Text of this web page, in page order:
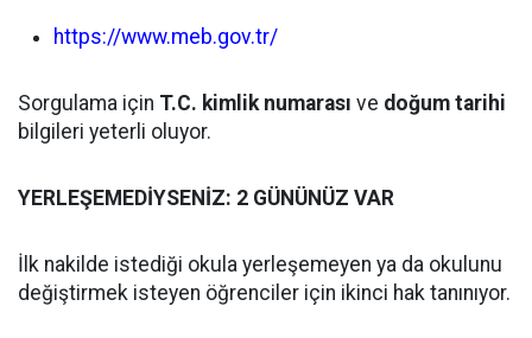
https://www.meb.gov.tr/
Sorgulama için T.C. kimlik numarası ve doğum tarihi
bilgileri yeterli oluyor.
YERLEŞEMEDİYSENİZ: 2 GÜNÜNÜZ VAR
İlk nakilde istediği okula yerleşemeyen ya da okulunu
değiştirmek isteyen öğrenciler için ikinci hak tanınıyor.